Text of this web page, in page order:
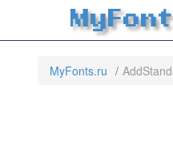
MyFonts.ru